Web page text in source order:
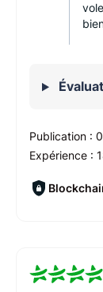
Publication :
Expérience :